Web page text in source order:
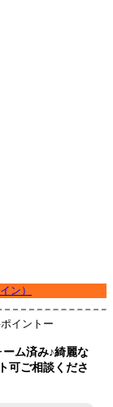
ン）
イントー
ーム済み♪綺麗な
可ご相談くださ